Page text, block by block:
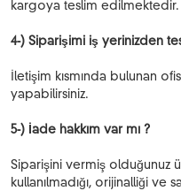
kargoya teslim edilmektedir.
4-) Siparişimi iş yerinizden
İletişim kısmında bulunan
yapabilirsiniz.
5-) İade hakkım var mı ?
Siparişini vermiş olduğunuz
kullanılmadığı, orijinalliği ve